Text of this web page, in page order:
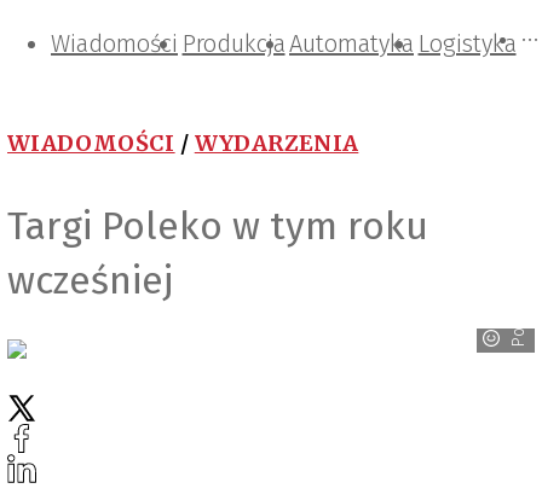
Wiadomości ProdukcjaAutomatyka Logistyka
Projektowanie i konstrukcje
Zarządzanie i IT
Tematy specjalne
WIADOMOŚCI / WYDARZENIA
Targi Poleko w tym roku
wcześniej
Poleko